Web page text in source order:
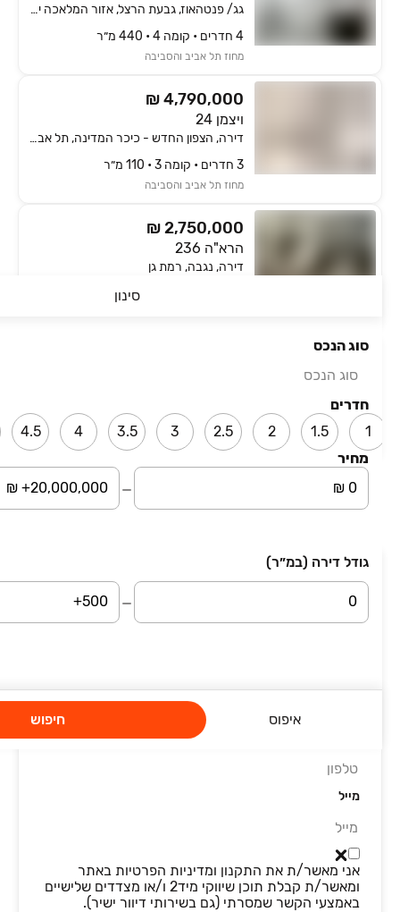
סינון
סוג הנכס
סוג הנכס
חדרים
1
1.5
2
2.5
3
3.5
4
4.5
מחיר
גודל דירה (במ״ר)
איפוס חיפוש
גג/ פנטהאוז, גבעת הרצל, אזור המלאכה יפו, תל אביב יפו
4 חדרים • קומה ‎4‏ • 440 מ״ר
מחוז תל אביב והסביבה
₪ 4,790,000
ויצמן 24
דירה, הצפון החדש - כיכר המדינה, תל אביב יפו
3 חדרים • קומה ‎3‏ • 110 מ״ר
מחוז תל אביב והסביבה
₪ 2,750,000
הרא"ה 236
דירה, נגבה, רמת גן
4 חדרים • קומה ‎5‏ • 82 מ״ר
מחוז תל אביב והסביבה
השארת פרטים
סיבת פנייה
מייל
אני מאשר/ת את התקנון ומדיניות הפרטיות באתר
ומאשר/ת קבלת תוכן שיווקי מיד2 ו/או מצדדים שלישיים
באמצעי הקשר שמסרתי (גם בשירותי דיוור ישיר).